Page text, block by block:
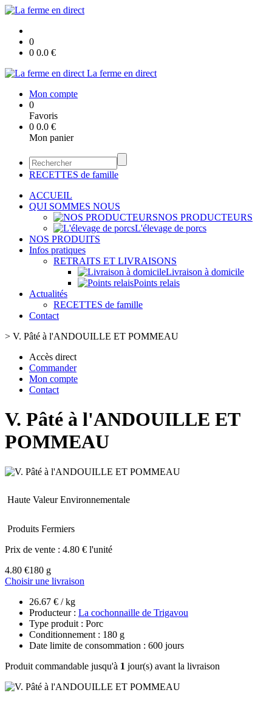
0
0 0.0 €
La ferme en direct
Mon compte
0
Favoris
0 0.0 €
Mon panier
RECETTES de famille
ACCUEIL
QUI SOMMES NOUS
NOS PRODUCTEURS
L'élevage de porcs
NOS PRODUITS
Infos pratiques
RETRAITS ET LIVRAISONS
Livraison à domicile
Points relais
Actualités
RECETTES de famille
Contact
> V. Pâté à l'ANDOUILLE ET POMMEAU
Accès direct
Commander
Mon compte
Contact
V. Pâté à l'ANDOUILLE ET
POMMEAU
Haute Valeur Environnementale
Produits Fermiers
Prix de vente : 4.80 € l'unité
4.80 €180 g
Choisir une livraison
26.67 € / kg
Producteur : La cochonnaille de Trigavou
Type produit : Porc
Conditionnement : 180 g
Date limite de consommation : 600 jours
Produit commandable jusqu'à 1 jour(s) avant la livraison